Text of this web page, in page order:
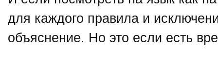
для каждого правила и
объяснение. Но это если есть